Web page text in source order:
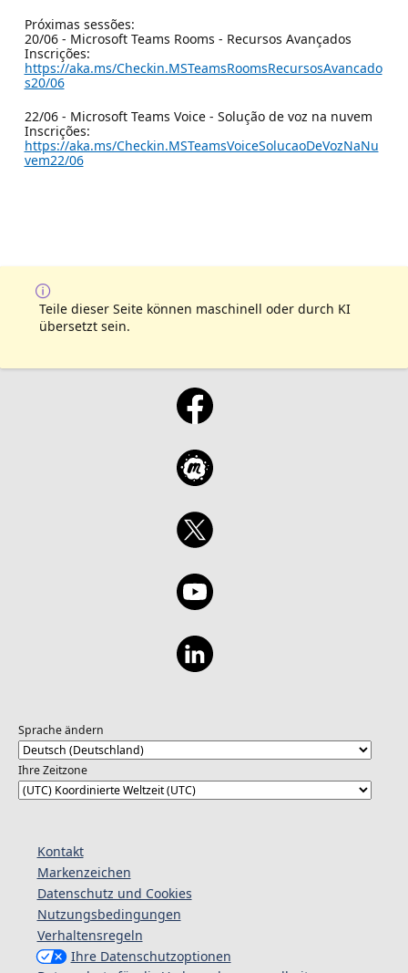
Próximas sessões:
20/06 - Microsoft Teams Rooms - Recursos Avançados
Inscrições:
https://aka.ms/Checkin.MSTeamsRoomsRecursosAvancado
s20/06
22/06 - Microsoft Teams Voice - Solução de voz na nuvem
Inscrições:
https://aka.ms/Checkin.MSTeamsVoiceSolucaoDeVozNaNu
vem22/06
Teile dieser Seite können maschinell oder durch KI
übersetzt sein.
Sprache ändern
Ihre Zeitzone
Kontakt
Markenzeichen
Datenschutz und Cookies
Nutzungsbedingungen
Verhaltensregeln
Ihre Datenschutzoptionen